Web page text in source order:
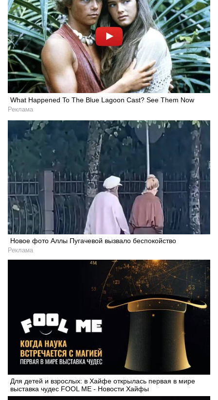
What Happened To The Blue Lagoon Cast? See Them Now
Реклама
Новое фото Аллы Пугачевой вызвало беспокойство
Реклама
Для детей и взрослых: в Хайфе открылась первая в мире
выставка чудес FOOL ME - Новости Хайфы